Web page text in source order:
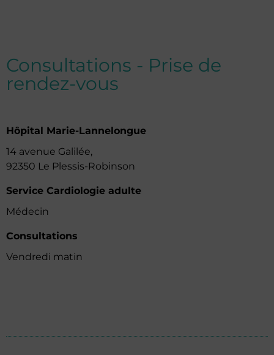
Consultations - Prise de
rendez-vous
Hôpital Marie-Lannelongue
14 avenue Galilée,
92350 Le Plessis-Robinson
Service Cardiologie adulte
Médecin
Consultations
Vendredi matin